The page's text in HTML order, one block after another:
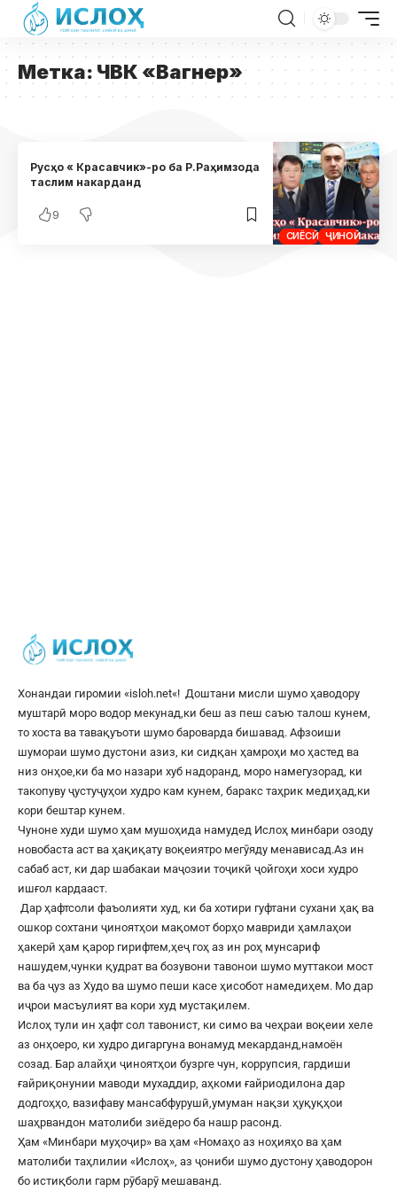
Метка: ЧВК «Вагнер»
СИЁСӢ ҶИНОӢ
Русҳо « Красавчик»-ро ба Р.Раҳимзода
таслим накарданд
9
Хонандаи гиромии «isloh.net«! Доштани мисли шумо ҳаводору
муштарӣ моро водор мекунад,ки беш аз пеш саъю талош кунем,
то хоста ва тавақуъоти шумо бароварда бишавад. Афзоиши
шумораи шумо дустони азиз, ки сидқан ҳамроҳи мо ҳастед ва
низ онҳое,ки ба мо назари хуб надоранд, моро намегузорад, ки
такопуву ҷустуҷуҳои худро кам кунем, баракс таҳрик медиҳад,ки
кори бештар кунем.
Чуноне худи шумо ҳам мушоҳида намудед Ислоҳ минбари озоду
новобаста аст ва ҳақиқату воқеиятро мегӯяду менависад.Аз ин
сабаб аст, ки дар шабакаи маҷозии тоҷикӣ ҷойгоҳи хоси худро
ишғол кардааст.
Дар ҳафтсоли фаъолияти худ, ки ба хотири гуфтани сухани ҳақ ва
ошкор сохтани ҷиноятҳои мақомот борҳо мавриди ҳамлаҳои
ҳакерӣ ҳам қарор гирифтем,ҳеҷ гоҳ аз ин роҳ мунсариф
нашудем,чунки қудрат ва бозувони тавонои шумо муттакои мост
ва ба ҷуз аз Худо ва шумо пеши касе ҳисобот намедиҳем. Мо дар
иҷрои масъулият ва кори худ мустақилем.
Ислоҳ тули ин ҳафт сол тавонист, ки симо ва чеҳраи воқеии хеле
аз онҳоеро, ки худро дигаргуна вонамуд мекарданд,намоён
созад. Бар алайҳи ҷиноятҳои бузрге чун, коррупсия, гардиши
ғайриқонунии маводи мухаддир, аҳкоми ғайриодилона дар
додгоҳҳо, вазифаву мансабфурушӣ,умуман нақзи ҳуқуқҳои
шаҳрвандон матолиби зиёдеро ба нашр расонд.
Ҳам «Минбари муҳоҷир» ва ҳам «Номаҳо аз ноҳияҳо ва ҳам
матолиби таҳлилии «Ислоҳ», аз ҷониби шумо дустону ҳаводорон
бо истиқболи гарм рӯбарӯ мешаванд.